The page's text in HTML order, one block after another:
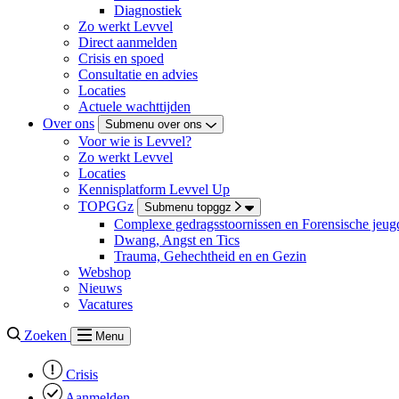
Diagnostiek
Zo werkt Levvel
Direct aanmelden
Crisis en spoed
Consultatie en advies
Locaties
Actuele wachttijden
Over ons
Submenu over ons
Voor wie is Levvel?
Zo werkt Levvel
Locaties
Kennisplatform Levvel Up
TOPGGz
Submenu topggz
Complexe gedragsstoornissen en Forensische
Dwang, Angst en Tics
Trauma, Gehechtheid en en Gezin
Webshop
Nieuws
Vacatures
Zoeken Menu
Crisis